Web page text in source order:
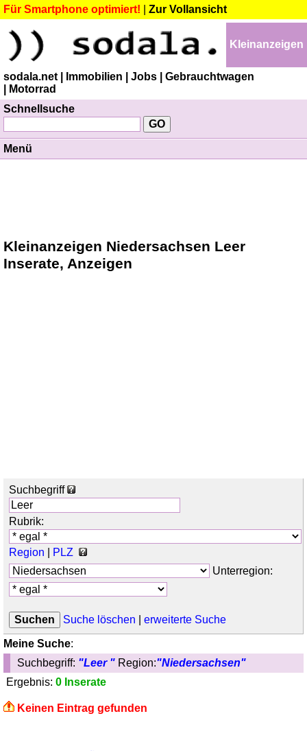
Für Smartphone optimiert! Zur Vollansicht
Kleinanzeigen
sodala.net | Immobilien | Jobs
| Gebrauchtwagen
| Motorrad
Schnellsuche
Menü
Kleinanzeigen Niedersachsen Leer
Inserate, Anzeigen
Suchbegriff
Rubrik:
Region
PLZ
Unterregion:
Suche löschen erweiterte Suche
Meine Suche:
Suchbegriff: "Leer " Region:"Niedersachsen"
Ergebnis: 0 Inserate
Keinen Eintrag gefunden